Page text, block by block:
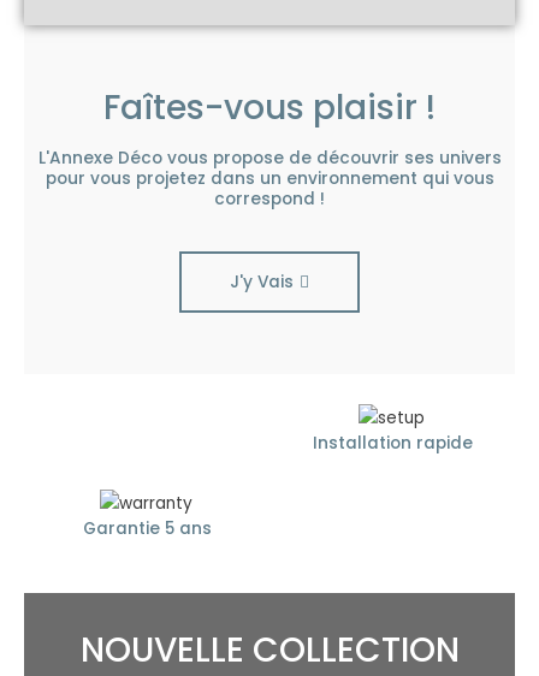
Faîtes-vous plaisir !
L'Annexe Déco vous propose de découvrir ses univers
pour vous projetez dans un environnement qui vous
correspond !
J'y Vais
Installation rapide
Garantie 5 ans
NOUVELLE COLLECTION